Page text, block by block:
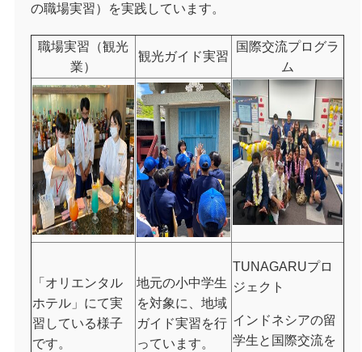
の職場実習）を実践しています。
職場実習（観光
業）
観光ガイド実習
国際交流プログラ
ム
「オリエンタル
ホテル」にて実
習している様子
です。
地元の小中学生
を対象に、地域
ガイド実習を行
っています。
TUNAGARUプロ
ジェクト
インドネシアの留
学生と国際交流を